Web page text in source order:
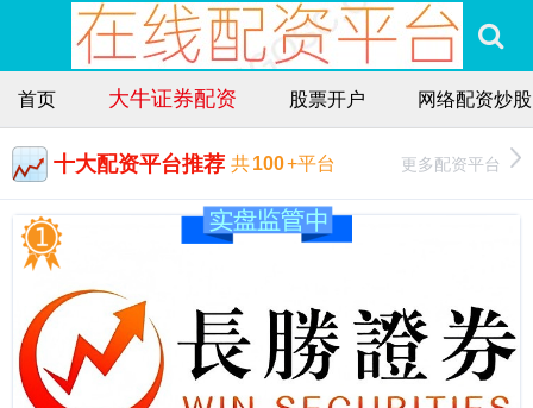
首页 大牛证券配资 股票开户 网络配资炒股
十大配资平台推荐 共100+平台 更多配资平台